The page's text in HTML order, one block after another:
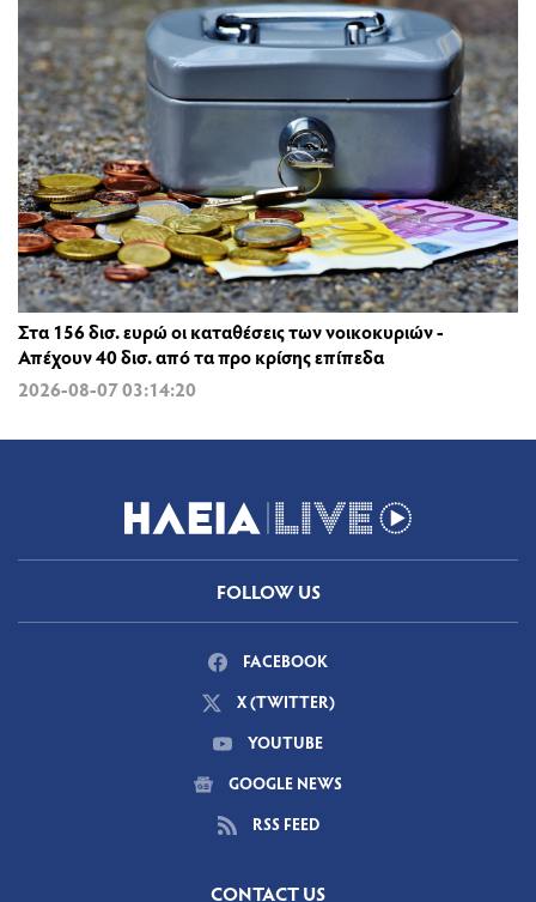
Στα 156 δισ. ευρώ οι καταθέσεις των νοικοκυριών -
Απέχουν 40 δισ. από τα προ κρίσης επίπεδα
2026-08-07 03:14:20
FOLLOW US
FACEBOOK
X (TWITTER)
YOUTUBE
GOOGLE NEWS
RSS FEED
CONTACT US